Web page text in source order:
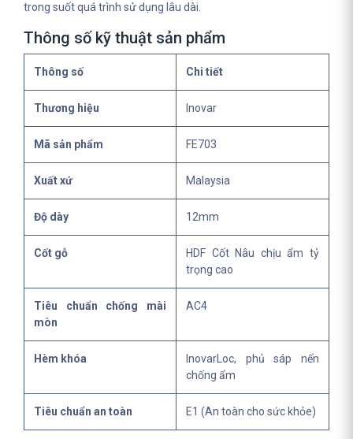
trong suốt quá trình sử dụng lâu dài.
Thông số kỹ thuật sản phẩm
Thông số Chi tiết
Thương hiệu Inovar
Mã sản phẩm FE703
Xuất xứ Malaysia
Độ dày 12mm
Cốt gỗ
HDF Cốt Nâu chịu ẩm tỷ
trọng cao
Tiêu chuẩn chống mài
mòn
AC4
Hèm khóa
InovarLoc, phủ sáp nến
chống ẩm
Tiêu chuẩn an toàn E1 (An toàn cho sức khỏe)